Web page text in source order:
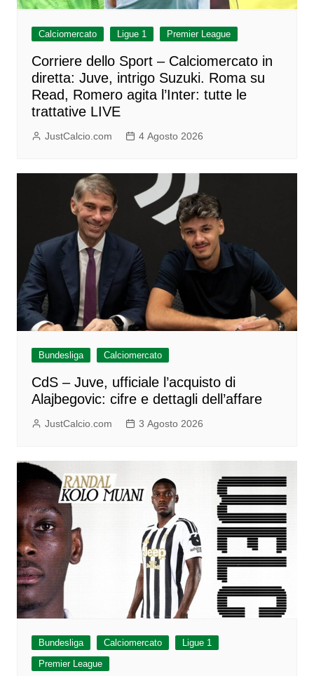
Calciomercato Ligue 1 Premier League
Corriere dello Sport – Calciomercato in
diretta: Juve, intrigo Suzuki. Roma su
Read, Romero agita l’Inter: tutte le
trattative LIVE
JustCalcio.com 4 Agosto 2026
Bundesliga Calciomercato
CdS – Juve, ufficiale l’acquisto di
Alajbegovic: cifre e dettagli dell’affare
JustCalcio.com 3 Agosto 2026
Bundesliga Calciomercato
Ligue 1
Premier League